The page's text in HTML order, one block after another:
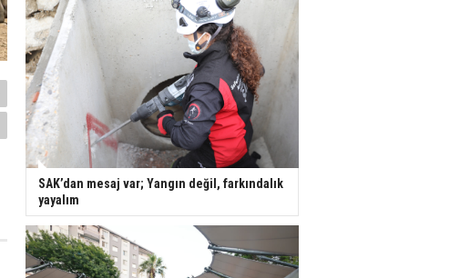
SAK’dan mesaj var; Yangın değil, farkındalık
yayalım